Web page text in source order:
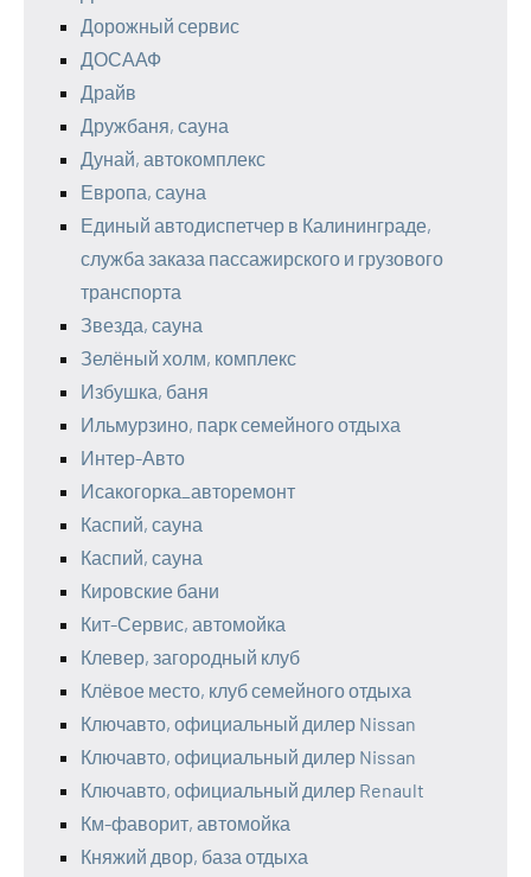
Дорожный сервис
ДОСААФ
Драйв
Дружбаня, сауна
Дунай, автокомплекс
Европа, сауна
Единый автодиспетчер в Калининграде,
служба заказа пассажирского и грузового
транспорта
Звезда, сауна
Зелёный холм, комплекс
Избушка, баня
Ильмурзино, парк семейного отдыха
Интер-Авто
Исакогорка_авторемонт
Каспий, сауна
Каспий, сауна
Кировские бани
Кит-Сервис, автомойка
Клевер, загородный клуб
Клёвое место, клуб семейного отдыха
Ключавто, официальный дилер Nissan
Ключавто, официальный дилер Nissan
Ключавто, официальный дилер Renault
Км-фаворит, автомойка
Княжий двор, база отдыха